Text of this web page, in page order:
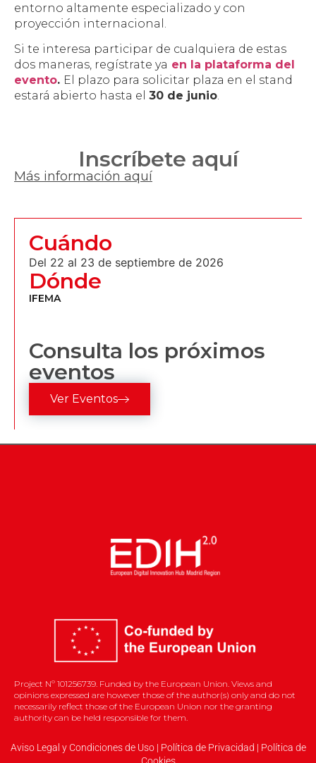
entorno altamente especializado y con
proyección internacional.
Si te interesa participar de cualquiera de estas
dos maneras, regístrate ya en la plataforma del
evento. El plazo para solicitar plaza en el stand
estará abierto hasta el 30 de junio.
Inscríbete aquí
Más información aquí
Cuándo
Del 22 al 23 de septiembre de 2026
Dónde
IFEMA
Consulta los próximos
eventos
Ver Eventos
Project Nº 101256739. Funded by the European Union. Views and
opinions expressed are however those of the author(s) only and do not
necessarily reflect those of the European Union nor the granting
authority can be held responsible for them.
Aviso Legal y Condiciones de Uso| Política de Privacidad | Política de
Cookies